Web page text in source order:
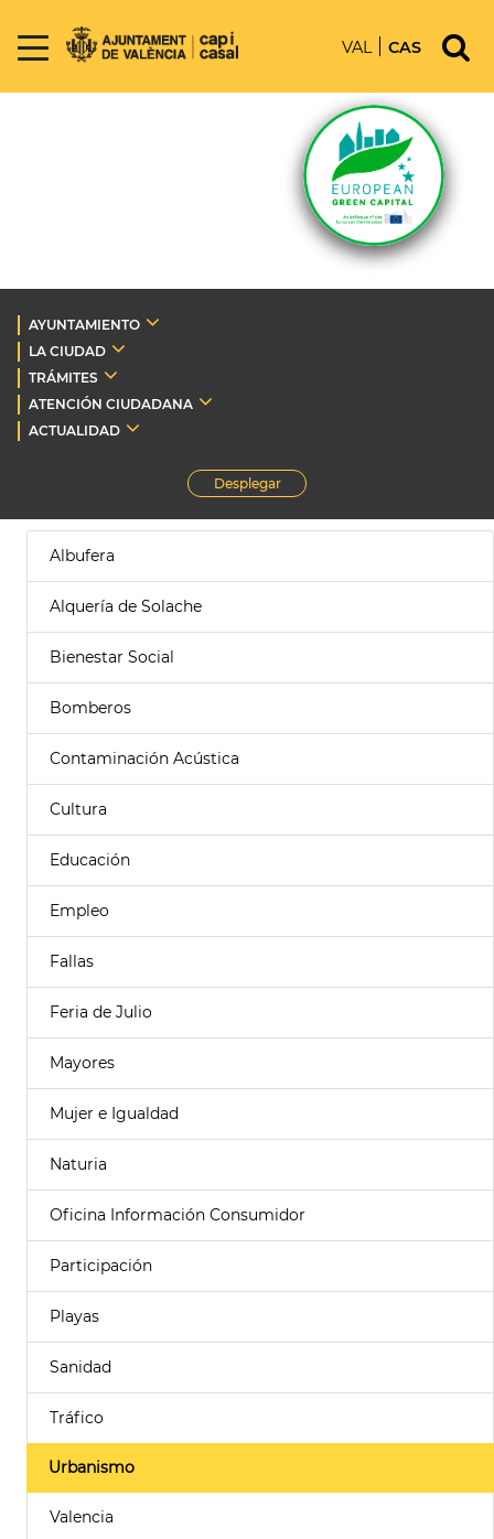
VAL CAS
AYUNTAMIENTO
LA CIUDAD
TRÁMITES
ATENCIÓN CIUDADANA
ACTUALIDAD
Desplegar
Albufera
Alquería de Solache
Bienestar Social
Bomberos
Contaminación Acústica
Cultura
Educación
Empleo
Fallas
Feria de Julio
Mayores
Mujer e Igualdad
Naturia
Oficina Información Consumidor
Participación
Playas
Sanidad
Tráfico
Urbanismo
Valencia